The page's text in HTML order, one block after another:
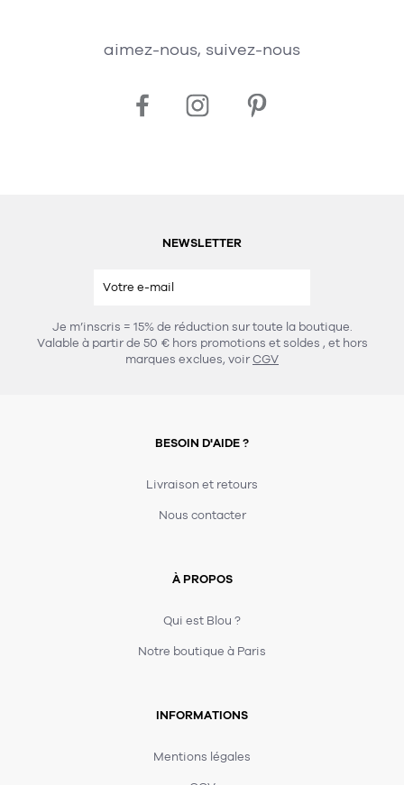
aimez-nous, suivez-nous
NEWSLETTER
Je m’inscris = 15% de réduction sur toute la boutique.
Valable à partir de 50 € hors promotions et soldes , et hors
marques exclues, voirCGV
BESOIN D'AIDE ?
Livraison et retours
Nous contacter
À PROPOS
Qui est Blou ?
Notre boutique à Paris
INFORMATIONS
Mentions légales